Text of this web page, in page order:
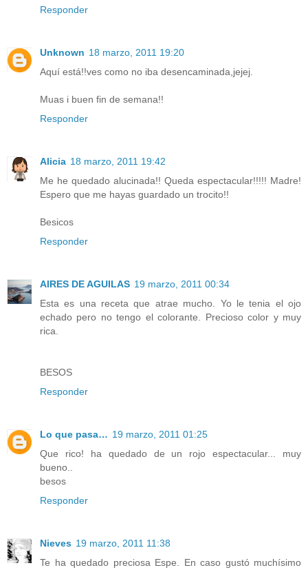
Responder
Unknown 18 marzo, 2011 19:20
Aquí está!!ves como no iba desencaminada,jejej.
Muas i buen fin de semana!!
Responder
Alicia 18 marzo, 2011 19:42
Me he quedado alucinada!! Queda espectacular!!!!! Madre!
Espero que me hayas guardado un trocito!!
Besicos
Responder
AIRES DE AGUILAS 19 marzo, 2011 00:34
Esta es una receta que atrae mucho. Yo le tenia el ojo
echado pero no tengo el colorante. Precioso color y muy
rica.
BESOS
Responder
Lo que pasa… 19 marzo, 2011 01:25
Que rico! ha quedado de un rojo espectacular... muy
bueno..
besos
Responder
Nieves 19 marzo, 2011 11:38
Te ha quedado preciosa Espe. En caso gustó muchísimo